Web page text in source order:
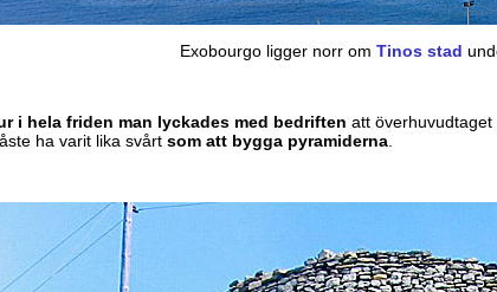
Exobourgo ligger norr om Tinos stad
i hela friden man lyckades med bedriften att
ha varit lika svårt som att bygga pyramiderna